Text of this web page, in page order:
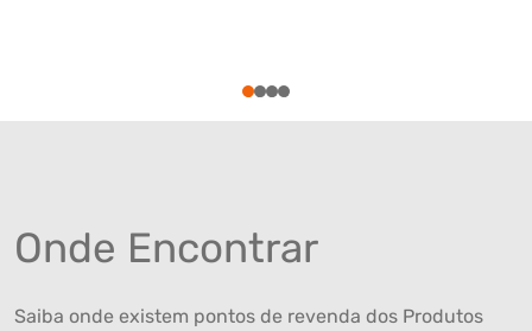
1234
Onde Encontrar
Saiba onde existem pontos de revenda dos Produtos